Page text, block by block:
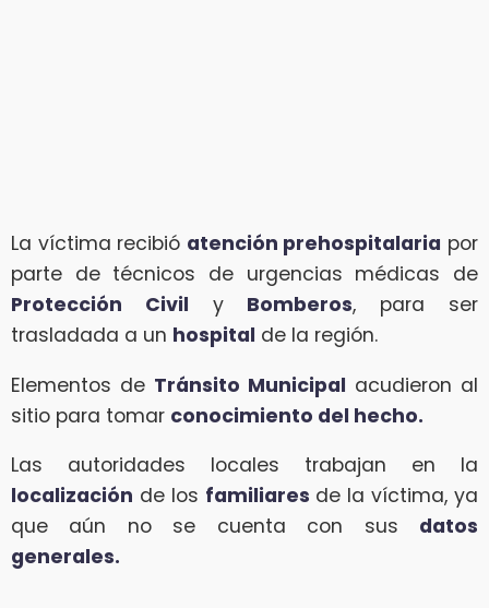
La víctima recibió atención prehospitalaria por
parte de técnicos de urgencias médicas de
Protección Civil y Bomberos, para ser
trasladada a un hospital de la región.
Elementos de Tránsito Municipal acudieron al
sitio para tomar conocimiento del hecho.
Las autoridades locales trabajan en la
localización de los familiares de la víctima, ya
que aún no se cuenta con sus datos
generales.